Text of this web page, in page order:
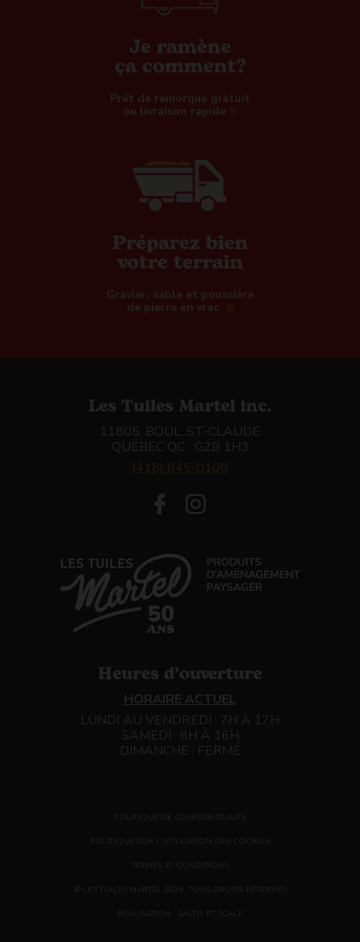
Je ramène
ça comment?
Prêt de remorque gratuit
ou livraison rapide
Préparez bien
votre terrain
Gravier, sable et poussière
de pierre en vrac
Les Tuiles Martel inc.
11805, BOUL. ST-CLAUDE
QUÉBEC QC G2B 1H3
(418) 845-0108
Heures d’ouverture
HORAIRE ACTUEL
LUNDI AU VENDREDI : 7H À 17H
SAMEDI : 8H À 16H
DIMANCHE : FERMÉ
POLITIQUE DE CONFIDENTIALITÉ
POLITIQUE SUR L'UTILISATION DES COOKIES
TERMES ET CONDITIONS
© LES TUILES MARTEL 2026. TOUS DROITS RÉSERVÉS
RÉALISATION : SALTO ET SCALE